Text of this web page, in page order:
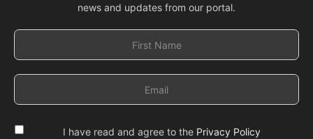
news and updates from our portal.
I have read and agree to the Privacy Policy